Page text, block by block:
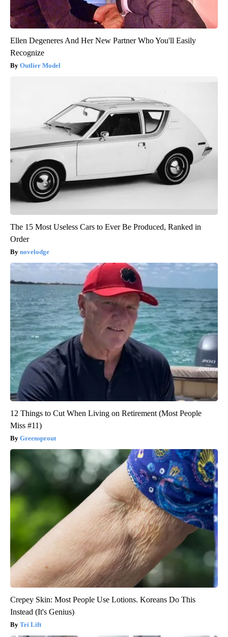
Ellen Degeneres And Her New Partner Who You'll Easily
Recognize
Outlier Model
The 15 Most Useless Cars to Ever Be Produced, Ranked in
Order
novelodge
12 Things to Cut When Living on Retirement (Most People
Miss #11)
Greensprout
Crepey Skin: Most People Use Lotions. Koreans Do This
Instead (It's Genius)
Tri Lift